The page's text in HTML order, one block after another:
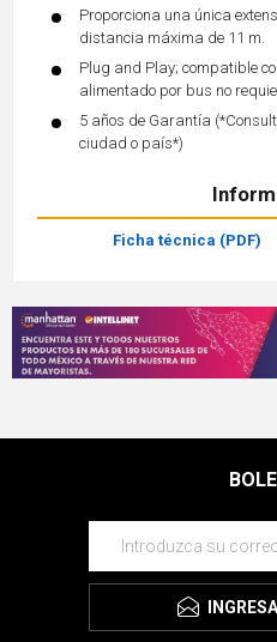
Proporciona una única
distancia máxima de 11 m.
Plug and Play; compatible
alimentado por bus no
5 años de Garantía
ciudad o país*)
Ficha técnica (PDF)